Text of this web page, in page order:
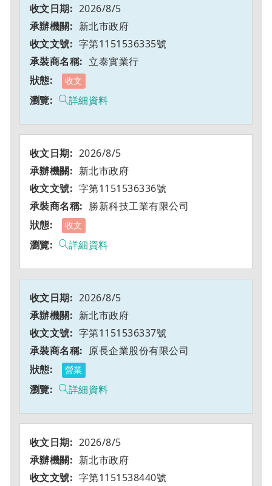
2026/8/5
新北市政府
字第1151536335號
立泰實業行
收文
詳細資料
2026/8/5
新北市政府
字第1151536336號
勝新科技工業有限公司
收文
詳細資料
2026/8/5
新北市政府
字第1151536337號
原長企業股份有限公司
營業
詳細資料
2026/8/5
新北市政府
字第1151538440號